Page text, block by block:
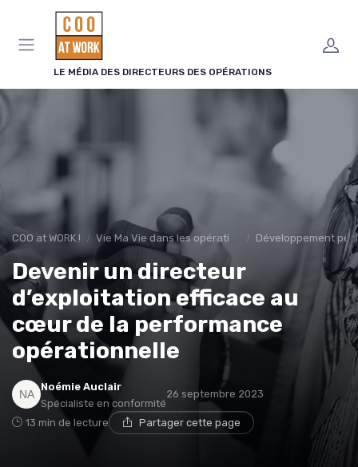
LE MÉDIA DES DIRECTEURS DES OPÉRATIONS
COO at WORK ! Vie Ma Vie dans les opérations Développement
Devenir un directeur
d’exploitation efficace au
cœur de la performance
opérationnelle
Noémie Auclair
Spécialiste en conformité
26 septembre 2023
13 min de lecture Partager cette page
Panneau de gestion des cookies